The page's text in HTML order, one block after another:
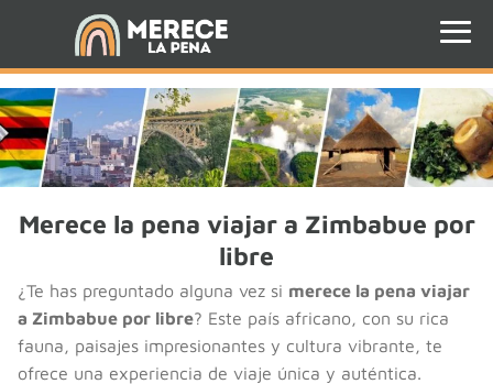
Merece la pena viajar a Zimbabue por
libre
¿Te has preguntado alguna vez si merece la pena viajar
a Zimbabue por libre? Este país africano, con su rica
fauna, paisajes impresionantes y cultura vibrante, te
ofrece una experiencia de viaje única y auténtica.